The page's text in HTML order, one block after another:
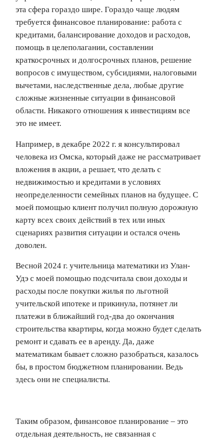
эта сфера гораздо шире. Гораздо чаще людям
требуется финансовое планирование: работа с
кредитами, балансирование доходов и расходов,
помощь в целеполагании, составлении
краткосрочных и долгосрочных планов, решение
вопросов с имуществом, субсидиями, налоговыми
вычетами, наследственные дела, любые другие
сложные жизненные ситуации в финансовой
области. Никакого отношения к инвестициям все
это не имеет.
Например, в декабре 2022 г. я консультировал
человека из Омска, который даже не рассматривает
вложения в акции, а решает, что делать с
недвижимостью и кредитами в условиях
неопределенности семейных планов на будущее. C
моей помощью клиент получил полную дорожную
карту всех своих действий в тех или иных
сценариях развития ситуации и остался очень
доволен.
Весной 2024 г. учительница математики из Улан-
Удэ с моей помощью подсчитала свои доходы и
расходы после покупки жилья по льготной
учительской ипотеке и прикинула, потянет ли
платежи в ближайший год-два до окончания
строительства квартиры, когда можно будет сделать
ремонт и сдавать ее в аренду. Да, даже
математикам бывает сложно разобраться, казалось
бы, в простом бюджетном планировании. Ведь
здесь они не специалисты.
Таким образом, финансовое планирование – это
отдельная деятельность, не связанная с